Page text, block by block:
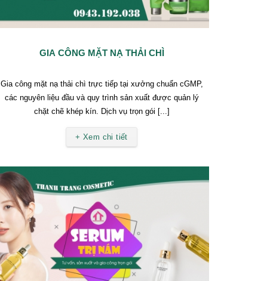
GIA CÔNG MẶT NẠ THẢI CHÌ
Gia công mặt nạ thải chì trực tiếp tại xưởng chuẩn cGMP,
các nguyên liệu đầu và quy trình sản xuất được quản lý
chặt chẽ khép kín. Dịch vụ trọn gói [...]
+ Xem chi tiết